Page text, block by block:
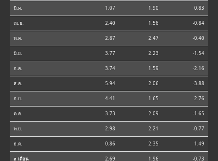
มี.ค. 1.07 1.90 0.83
เม.ย. 2.40 1.56 -0.84
พ.ค. 2.87 2.47 -0.40
มิ.ย. 3.77 2.23 -1.54
ก.ค. 3.74 1.59 -2.16
ส.ค. 5.94 2.06 -3.88
ก.ย. 4.41 1.65 -2.76
ต.ค. 3.73 2.09 -1.65
พ.ย. 2.98 2.21 -0.77
ธ.ค. 0.86 2.35 1.49
⌀ เดือน 2.69 1.96 -0.73